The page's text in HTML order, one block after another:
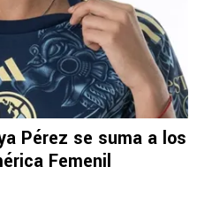
Pérez se suma a los
Femenil